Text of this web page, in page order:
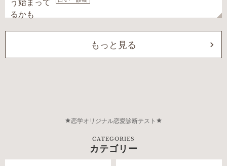
もっと見る
恋学オリジナル恋愛診断テスト
CATEGORIES
カテゴリー